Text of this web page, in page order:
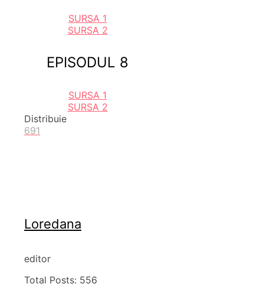
SURSA 1
SURSA 2
EPISODUL 8
SURSA 1
SURSA 2
Distribuie
691
Loredana
editor
Total Posts: 556